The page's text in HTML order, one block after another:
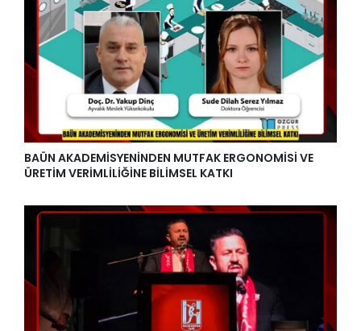
BAÜN AKADEMİSYENİNDEN MUTFAK ERGONOMİSİ VE
ÜRETİM VERİMLİLİĞİNE BİLİMSEL KATKI